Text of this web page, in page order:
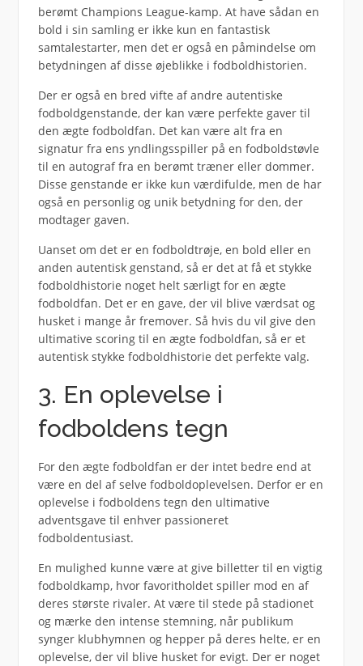
berømt Champions League-kamp. At have sådan en
bold i sin samling er ikke kun en fantastisk
samtalestarter, men det er også en påmindelse om
betydningen af disse øjeblikke i fodboldhistorien.
Der er også en bred vifte af andre autentiske
fodboldgenstande, der kan være perfekte gaver til
den ægte fodboldfan. Det kan være alt fra en
signatur fra ens yndlingsspiller på en fodboldstøvle
til en autograf fra en berømt træner eller dommer.
Disse genstande er ikke kun værdifulde, men de har
også en personlig og unik betydning for den, der
modtager gaven.
Uanset om det er en fodboldtrøje, en bold eller en
anden autentisk genstand, så er det at få et stykke
fodboldhistorie noget helt særligt for en ægte
fodboldfan. Det er en gave, der vil blive værdsat og
husket i mange år fremover. Så hvis du vil give den
ultimative scoring til en ægte fodboldfan, så er et
autentisk stykke fodboldhistorie det perfekte valg.
3. En oplevelse i
fodboldens tegn
For den ægte fodboldfan er der intet bedre end at
være en del af selve fodboldoplevelsen. Derfor er en
oplevelse i fodboldens tegn den ultimative
adventsgave til enhver passioneret
fodboldentusiast.
En mulighed kunne være at give billetter til en vigtig
fodboldkamp, hvor favoritholdet spiller mod en af
deres største rivaler. At være til stede på stadionet
og mærke den intense stemning, når publikum
synger klubhymnen og hepper på deres helte, er en
oplevelse, der vil blive husket for evigt. Der er noget